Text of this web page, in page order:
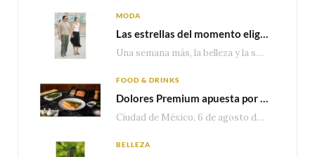
MODA
Las estrellas del momento eligen Valentino
Una semana más, la belleza y la sofisticación de Valentino vuelven a tomar el escenario internacional. Desde…
FOOD & DRINKS
Dolores Premium apuesta por el salmón para seguir creciendo en categorías estratégicas
Ciudad de México, 6 de agosto de 2026.— Con una producción de 2.17 millones de…
BELLEZA